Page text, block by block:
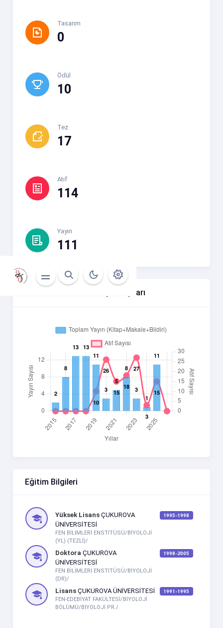
Tasarım
0
Ödül
10
Tez
17
Atıf
114
Yayın
111
Yıllara Göre Atıf Ve Yayın Sayıları
Eğitim Bilgileri
Yüksek LisansÇUKUROVA
ÜNİVERSİTESİ
FEN BİLİMLERİ ENSTİTÜSÜ/BİYOLOJİ
(YL) (TEZLİ)/
1995-1998
DoktoraÇUKUROVA
ÜNİVERSİTESİ
FEN BİLİMLERİ ENSTİTÜSÜ/BİYOLOJİ
(DR)/
1998-2005
LisansÇUKUROVA ÜNİVERSİTESİ
FEN-EDEBİYAT FAKÜLTESİ/BİYOLOJİ
BÖLÜMÜ/BİYOLOJİ PR./
1991-1995